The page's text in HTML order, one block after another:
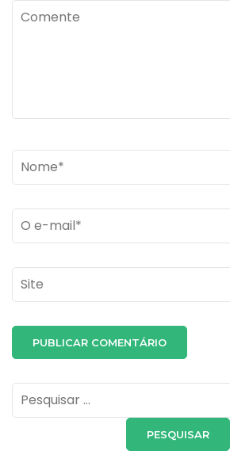
Comente
Name*
Email *
Site
Pesquisar
por: